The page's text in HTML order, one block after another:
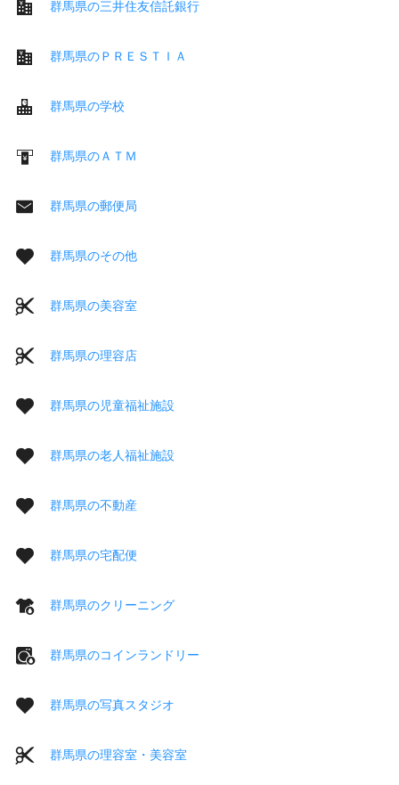
群馬県の三井住友信託銀行
群馬県のＰＲＥＳＴＩＡ
群馬県の学校
群馬県のＡＴＭ
群馬県の郵便局
群馬県のその他
群馬県の美容室
群馬県の理容店
群馬県の児童福祉施設
群馬県の老人福祉施設
群馬県の不動産
群馬県の宅配便
群馬県のクリーニング
群馬県のコインランドリー
群馬県の写真スタジオ
群馬県の理容室・美容室